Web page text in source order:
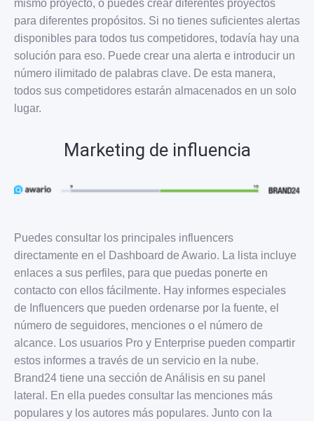
mismo proyecto, o puedes crear diferentes proyectos
para diferentes propósitos. Si no tienes suficientes alertas
disponibles para todos tus competidores, todavía hay una
solución para eso. Puede crear una alerta e introducir un
número ilimitado de palabras clave. De esta manera,
todos sus competidores estarán almacenados en un solo
lugar.
Marketing de influencia
Puedes consultar los principales influencers
directamente en el Dashboard de Awario. La lista incluye
enlaces a sus perfiles, para que puedas ponerte en
contacto con ellos fácilmente. Hay informes especiales
de Influencers que pueden ordenarse por la fuente, el
número de seguidores, menciones o el número de
alcance. Los usuarios Pro y Enterprise pueden compartir
estos informes a través de un servicio en la nube.
Brand24 tiene una sección de Análisis en su panel
lateral. En ella puedes consultar las menciones más
populares y los autores más populares. Junto con la